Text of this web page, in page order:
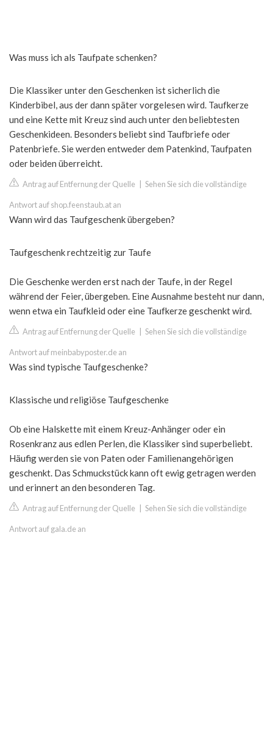
Was muss ich als Taufpate schenken?
Die Klassiker unter den Geschenken ist sicherlich die
Kinderbibel, aus der dann später vorgelesen wird. Taufkerze
und eine Kette mit Kreuz sind auch unter den beliebtesten
Geschenkideen. Besonders beliebt sind Taufbriefe oder
Patenbriefe. Sie werden entweder dem Patenkind, Taufpaten
oder beiden überreicht.
Antrag auf Entfernung der Quelle Sehen Sie sich die vollständige
Antwort auf shop.feenstaub.at an
Wann wird das Taufgeschenk übergeben?
Taufgeschenk rechtzeitig zur Taufe
Die Geschenke werden erst nach der Taufe, in der Regel
während der Feier, übergeben. Eine Ausnahme besteht nur dann,
wenn etwa ein Taufkleid oder eine Taufkerze geschenkt wird.
Antrag auf Entfernung der Quelle Sehen Sie sich die vollständige
Antwort auf meinbabyposter.de an
Was sind typische Taufgeschenke?
Klassische und religiöse Taufgeschenke
Ob eine Halskette mit einem Kreuz-Anhänger oder ein
Rosenkranz aus edlen Perlen, die Klassiker sind superbeliebt.
Häufig werden sie von Paten oder Familienangehörigen
geschenkt. Das Schmuckstück kann oft ewig getragen werden
und erinnert an den besonderen Tag.
Antrag auf Entfernung der Quelle Sehen Sie sich die vollständige
Antwort auf gala.de an